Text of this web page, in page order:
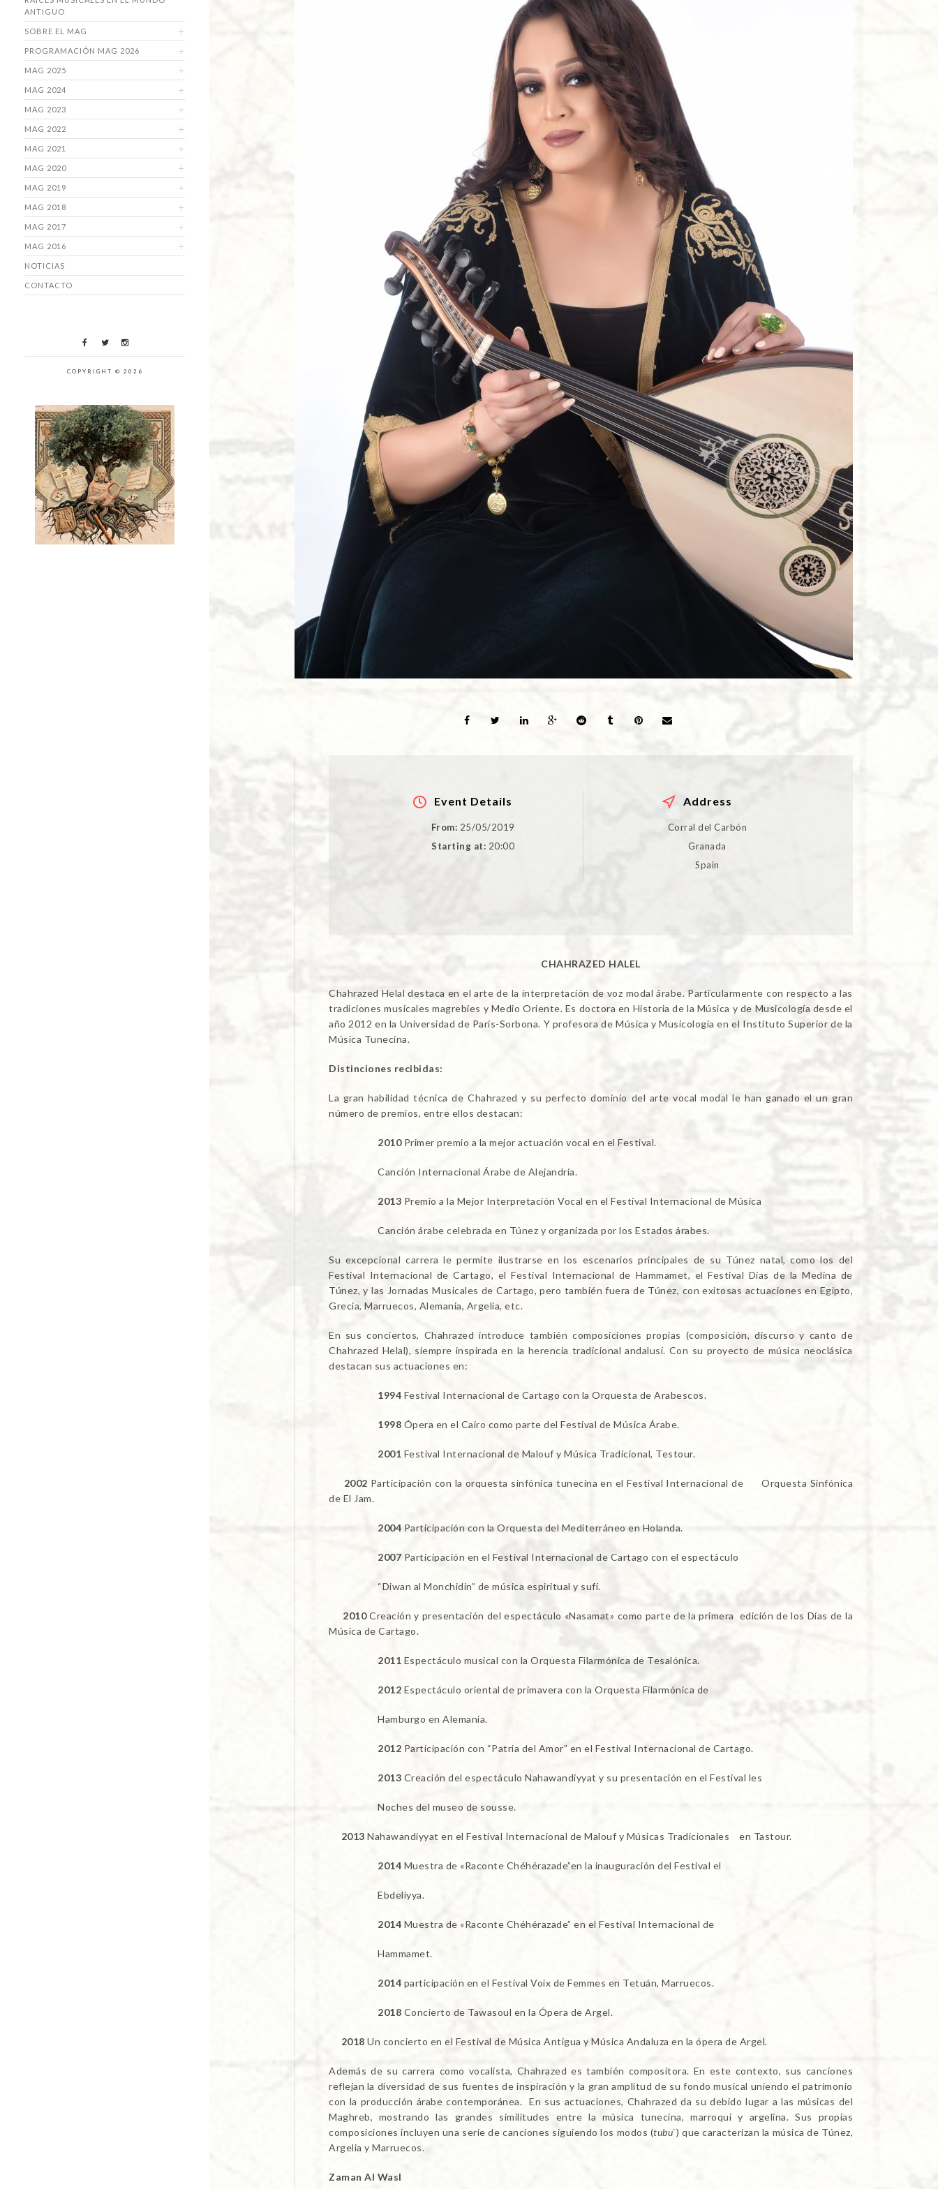
ANTIGUO
SOBRE EL MAG
PROGRAMACIÓN MAG 2026
MAG 2025
MAG 2024
MAG 2023
MAG 2022
MAG 2021
MAG 2020
MAG 2019
MAG 2018
MAG 2017
MAG 2016
NOTICIAS
CONTACTO
COPYRIGHT © 2026
Event Details
From: 25/05/2019
Starting at: 20:00
Address
Corral del Carbón
Granada
Spain
CHAHRAZED HALEL
Chahrazed Helal destaca en el arte de la interpretación de voz modal árabe. Particularmente con respecto a las
tradiciones musicales magrebíes y Medio Oriente. Es doctora en Historia de la Música y de Musicología desde el
año 2012 en la Universidad de París-Sorbona. Y profesora de Música y Musicología en el Instituto Superior de la
Música Tunecina.
Distinciones recibidas:
La gran habilidad técnica de Chahrazed y su perfecto dominio del arte vocal modal le han ganado el un gran
número de premios, entre ellos destacan:
2010Primer premio a la mejor actuación vocal en el Festival.
Canción Internacional Árabe de Alejandría.
2013 Premio a la Mejor Interpretación Vocal en el Festival Internacional de Música
Canción árabe celebrada en Túnez y organizada por los Estados árabes.
Su excepcional carrera le permite ilustrarse en los escenarios principales de su Túnez natal, como los del
Festival Internacional de Cartago, el Festival Internacional de Hammamet, el Festival Días de la Medina de
Túnez, y las Jornadas Musicales de Cartago, pero también fuera de Túnez, con exitosas actuaciones en Egipto,
Grecia, Marruecos, Alemania, Argelia, etc.
En sus conciertos, Chahrazed introduce también composiciones propias (composición, discurso y canto de
Chahrazed Helal), siempre inspirada en la herencia tradicional andalusí. Con su proyecto de música neoclásica
destacan sus actuaciones en:
1994 Festival Internacional de Cartago con la Orquesta de Arabescos.
1998 Ópera en el Cairo como parte del Festival de Música Árabe.
2001 Festival Internacional de Malouf y Música Tradicional, Testour.
2002 Participación con la orquesta sinfónica tunecina en el Festival Internacional de Orquesta Sinfónica
de El Jam.
2004 Participación con la Orquesta del Mediterráneo en Holanda.
2007 Participación en el Festival Internacional de Cartago con el espectáculo
“Diwan al Monchidin” de música espiritual y sufí.
2010Creación y presentación del espectáculo «Nasamat» como parte de la primera edición de los Días de la
Música de Cartago.
2011 Espectáculo musical con la Orquesta Filarmónica de Tesalónica.
2012 Espectáculo oriental de primavera con la Orquesta Filarmónica de
Hamburgo en Alemania.
2012 Participación con “Patria del Amor” en el Festival Internacional de Cartago.
2013 Creación del espectáculo Nahawandiyyat y su presentación en el Festival les
Noches del museo de sousse.
2013 Nahawandiyyat en el Festival Internacional de Malouf y Músicas Tradicionales en Tastour.
2014 Muestra de «Raconte Chéhérazade”en la inauguración del Festival el
Ebdeliyya.
2014 Muestra de «Raconte Chéhérazade” en el Festival Internacional de
Hammamet.
2014 participación en el Festival Voix de Femmes en Tetuán, Marruecos.
2018 Concierto de Tawasoul en la Ópera de Argel.
2018 Un concierto en el Festival de Música Antigua y Música Andaluza en la ópera de Argel.
Además de su carrera como vocalista, Chahrazed es también compositora. En este contexto, sus canciones
reflejan la diversidad de sus fuentes de inspiración y la gran amplitud de su fondo musical uniendo el patrimonio
con la producción árabe contemporánea. En sus actuaciones, Chahrazed da su debido lugar a las músicas del
Maghreb, mostrando las grandes similitudes entre la música tunecina, marroquí y argelina. Sus propias
composiciones incluyen una serie de canciones siguiendo los modos (tubu`) que caracterizan la música de Túnez,
Argelia y Marruecos.
Zaman Al Wasl